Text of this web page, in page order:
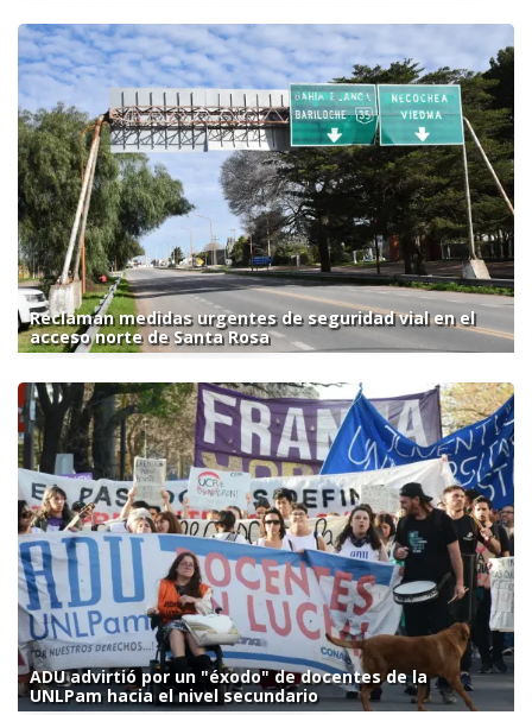
Reclaman medidas urgentes de seguridad vial en el
acceso norte de Santa Rosa
ADU advirtió por un "éxodo" de docentes de la
UNLPam hacia el nivel secundario